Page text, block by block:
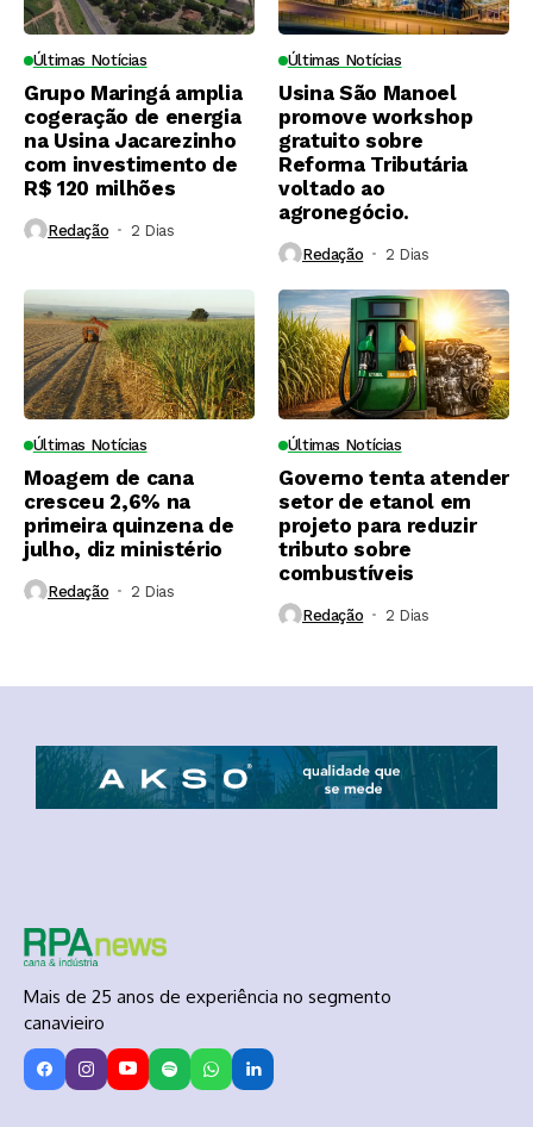
Últimas Notícias
Grupo Maringá amplia
cogeração de energia
na Usina Jacarezinho
com investimento de
R$ 120 milhões
Redação 2 Dias ⁮
Últimas Notícias
Usina São Manoel
promove workshop
gratuito sobre
Reforma Tributária
voltado ao
agronegócio.
Redação 2 Dias ⁮
Últimas Notícias
Moagem de cana
cresceu 2,6% na
primeira quinzena de
julho, diz ministério
Redação 2 Dias ⁮
Últimas Notícias
Governo tenta atender
setor de etanol em
projeto para reduzir
tributo sobre
combustíveis
Redação 2 Dias ⁮
Mais de 25 anos de experiência no segmento
canavieiro